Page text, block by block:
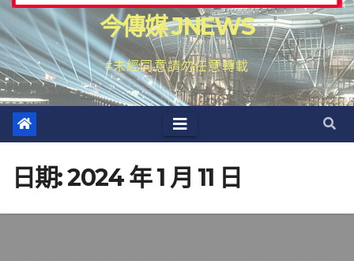
今傳媒 JNEWS
#未經同意請勿任意轉載
日期:2024 年 1 月 11 日